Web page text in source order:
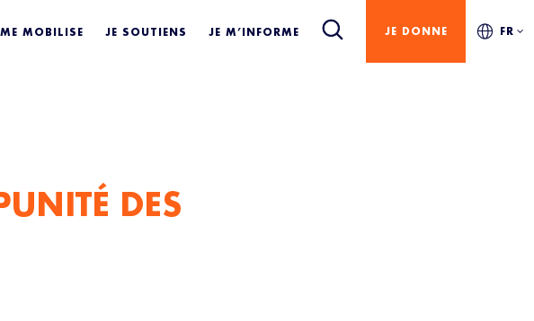
MOBILISE JE SOUTIENS JE M’INFORME JE DONNE FR
DES